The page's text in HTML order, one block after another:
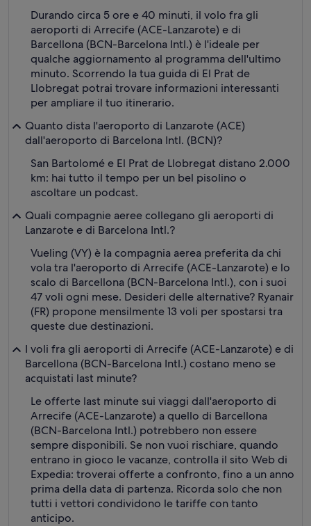
Durando circa 5 ore e 40 minuti, il volo fra gli
aeroporti di Arrecife (ACE-Lanzarote) e di
Barcellona (BCN-Barcelona Intl.) è l'ideale per
qualche aggiornamento al programma dell'ultimo
minuto. Scorrendo la tua guida di El Prat de
Llobregat potrai trovare informazioni interessanti
per ampliare il tuo itinerario.
Quanto dista l'aeroporto di Lanzarote (ACE)
dall'aeroporto di Barcelona Intl. (BCN)?
San Bartolomé e El Prat de Llobregat distano 2.000
km: hai tutto il tempo per un bel pisolino o
ascoltare un podcast.
Quali compagnie aeree collegano gli aeroporti di
Lanzarote e di Barcelona Intl.?
Vueling (VY) è la compagnia aerea preferita da chi
vola tra l'aeroporto di Arrecife (ACE-Lanzarote) e lo
scalo di Barcellona (BCN-Barcelona Intl.), con i suoi
47 voli ogni mese. Desideri delle alternative? Ryanair
(FR) propone mensilmente 13 voli per spostarsi tra
queste due destinazioni.
I voli fra gli aeroporti di Arrecife (ACE-Lanzarote) e di
Barcellona (BCN-Barcelona Intl.) costano meno se
acquistati last minute?
Le offerte last minute sui viaggi dall'aeroporto di
Arrecife (ACE-Lanzarote) a quello di Barcellona
(BCN-Barcelona Intl.) potrebbero non essere
sempre disponibili. Se non vuoi rischiare, quando
entrano in gioco le vacanze, controlla il sito Web di
Expedia: troverai offerte a confronto, fino a un anno
prima della data di partenza. Ricorda solo che non
tutti i vettori condividono le tariffe con tanto
anticipo.